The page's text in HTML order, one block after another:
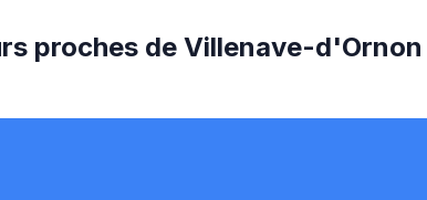
proches de Villenave-d'Ornon